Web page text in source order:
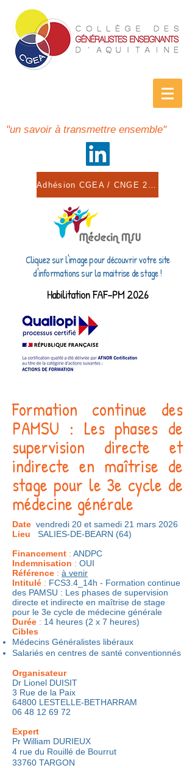
"un savoir à transmettre ensemble"
Cliquez sur l'image pour découvrir votre site
d'informations sur la maitrise de stage !
Habilitation FAF-PM 2026
Formation continue des
PAMSU : Les phases de
supervision directe et
indirecte en maîtrise de
stage pour le 3e cycle de
médecine générale
Date vendredi 20 et samedi 21 mars 2026
Lieu
SALIES-DE-BEARN (64)
Financement : ANDPC
Indemnisation : OUI
Référence : à venir
Intitulé : FCS3.4_14h - Formation continue
des PAMSU : Les phases de supervision
directe et indirecte en maîtrise de stage
pour le 3e cycle de médecine générale
Durée : 14 heures (2 x 7 heures)
Cibles
Médecins Généralistes libéraux
Salariés en centres de santé conventionnés
Organisateur
Dr Lionel DUISIT
3 Rue de la Paix
64800 LESTELLE-BETHARRAM
06 48 12 69 72
Expert
Pr William DURIEUX
4 rue du Rouillé de Bourrut
33760 TARGON